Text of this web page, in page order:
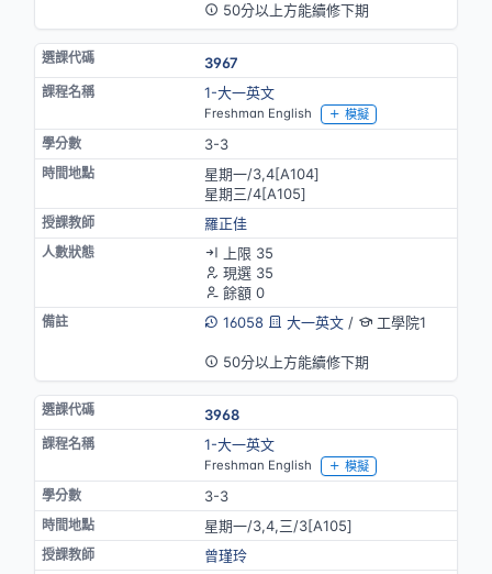
50分以上方能續修下期
3967
1-大一英文
Freshman English 模擬
3-3
星期一/3,4[A104]
星期三/4[A105]
羅正佳
上限 35
現選 35
餘額 0
16058
大一英文/ 工學院1
50分以上方能續修下期
3968
1-大一英文
Freshman English 模擬
3-3
星期一/3,4,三/3[A105]
曾瑾玲